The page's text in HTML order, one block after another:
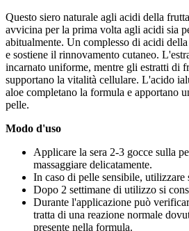
Questo siero naturale agli acidi della
avvicina per la prima volta agli acidi sia
abitualmente. Un complesso di acidi
e sostiene il rinnovamento cutaneo.
incarnato uniforme, mentre gli estratti di
supportano la vitalità cellulare. L'acido
aloe completano la formula e apportano
pelle.
Modo d'uso
Applicare la sera 2-3 gocce sulla
massaggiare delicatamente.
In caso di pelle sensibile,
Dopo 2 settimane di utilizzo si
Durante l'applicazione può
tratta di una reazione normale
presente nella formula.